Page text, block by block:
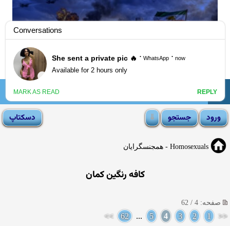
انجمن لوتی ☰
Homosexuals - همجنسگرایان
کافه رنگین کمان
صفحه: 4 / 62
<<
1
2
3
4
5
...
62
>>